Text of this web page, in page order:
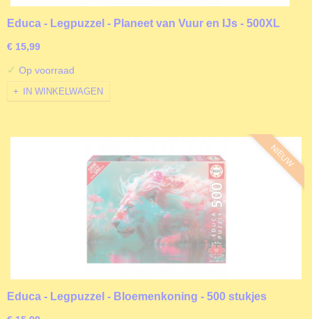
Educa - Legpuzzel - Planeet van Vuur en IJs - 500XL
€ 15,99
✓ Op voorraad
IN WINKELWAGEN
NIEUW
Educa - Legpuzzel - Bloemenkoning - 500 stukjes